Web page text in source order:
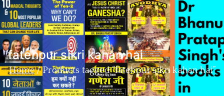
fatehpur sikri kahan hai
Home Products tagged “fatehpur sikri kahan hai”